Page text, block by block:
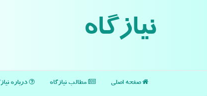
نیازگاه
صفحه اصلی مطالب نیازگاه درباره